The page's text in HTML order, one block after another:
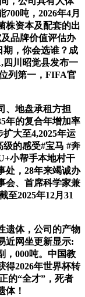
吨，2026年4月
株资本及配套的出
品牌价值评估办
期，你会选谁？成
四川昭觉县发布一
列第一，FIFA官
地盘承租方担
年的复合年增加率
大至4,2025年运
的感受#宝马 #奔
小帮手本地村干
处，28年来竭诚办
会、首席科学家兼
至2025年12月31
体，公司的产物
近网坐更新显示:
，000吨。中国教
得2026年世界杯转
的“全才”，死者
体！